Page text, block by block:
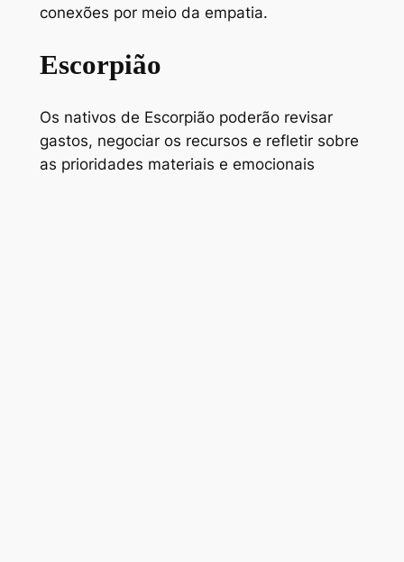
conexões por meio da empatia.
Escorpião
Os nativos de Escorpião poderão revisar
gastos, negociar os recursos e refletir sobre
as prioridades materiais e emocionais